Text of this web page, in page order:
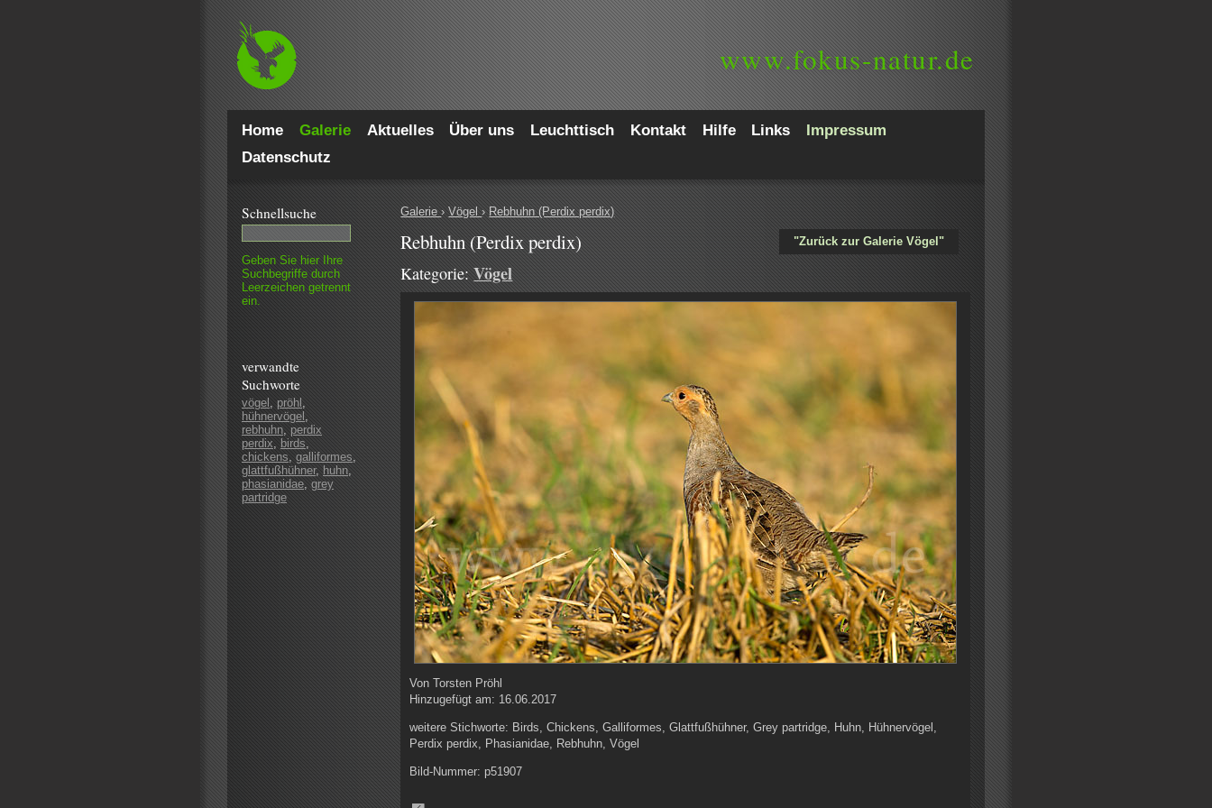
www.fokus-natur.de
Home Galerie Aktuelles Über uns Leuchttisch Kontakt Hilfe Links
Impressum
Datenschutz
Schnell­suche
Geben Sie hier Ihre
Such­begriffe durch
Leer­zeichen getrennt
ein.
verwandte
Suchworte
vögel , pröhl ,
hühnervögel ,
rebhuhn, perdix
perdix, birds,
chickens, galliformes,
glattfußhühner, huhn,
phasianidae, grey
partridge
Galerie›Vögel› Rebhuhn (Perdix perdix)
"Zurück zur Galerie Vögel"
Rebhuhn (Perdix perdix)
Kategorie:Vögel
VonTorsten Pröhl
Hinzugefügt am: 16.06.2017
weitere Stichworte: Birds, Chickens, Galliformes, Glattfußhühner, Grey partridge, Huhn, Hühnervögel,
Perdix perdix, Phasianidae, Rebhuhn, Vögel
Bild-Nummer: p51907